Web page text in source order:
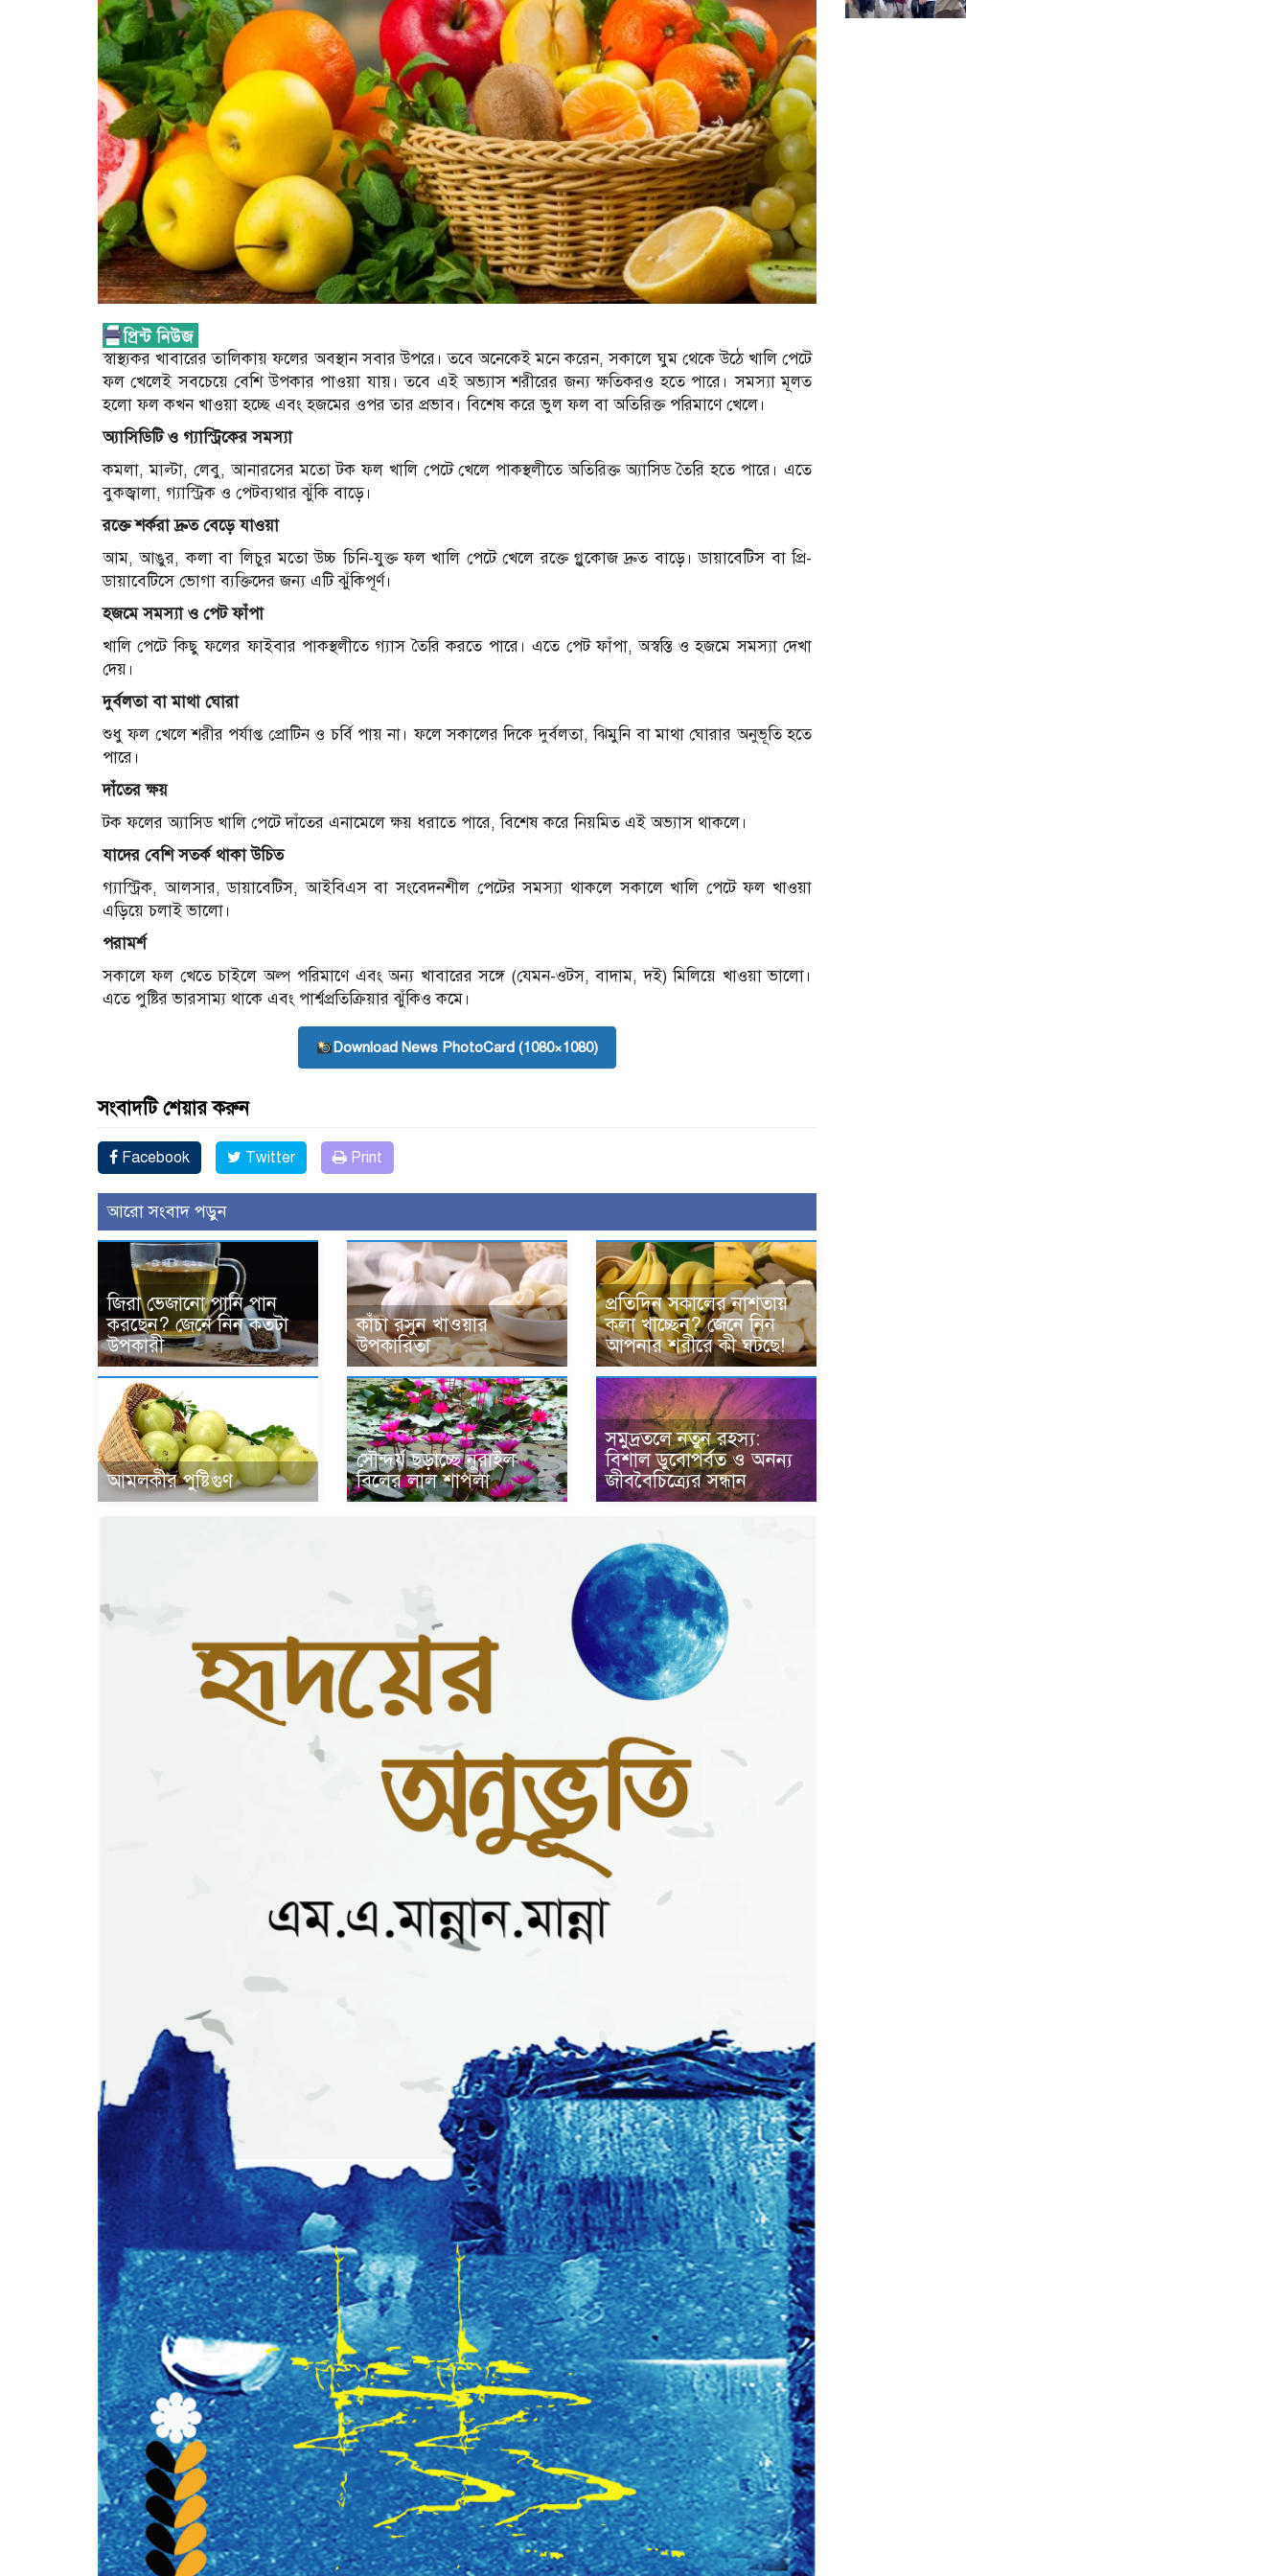
স্বাস্থ্যকর খাবারের তালিকায় ফলের অবস্থান সবার উপরে। তবে অনেকেই মনে করেন, সকালে ঘুম থেকে উঠে খালি পেটে
ফল খেলেই সবচেয়ে বেশি উপকার পাওয়া যায়। তবে এই অভ্যাস শরীরের জন্য ক্ষতিকরও হতে পারে। সমস্যা মূলত
হলো ফল কখন খাওয়া হচ্ছে এবং হজমের ওপর তার প্রভাব। বিশেষ করে ভুল ফল বা অতিরিক্ত পরিমাণে খেলে।
অ্যাসিডিটি ও গ্যাস্ট্রিকের সমস্যা
কমলা, মাল্টা, লেবু, আনারসের মতো টক ফল খালি পেটে খেলে পাকস্থলীতে অতিরিক্ত অ্যাসিড তৈরি হতে পারে। এতে
বুকজ্বালা, গ্যাস্ট্রিক ও পেটব্যথার ঝুঁকি বাড়ে।
রক্তে শর্করা দ্রুত বেড়ে যাওয়া
আম, আঙুর, কলা বা লিচুর মতো উচ্চ চিনি-যুক্ত ফল খালি পেটে খেলে রক্তে গ্লুকোজ দ্রুত বাড়ে। ডায়াবেটিস বা প্রি-
ডায়াবেটিসে ভোগা ব্যক্তিদের জন্য এটি ঝুঁকিপূর্ণ।
হজমে সমস্যা ও পেট ফাঁপা
খালি পেটে কিছু ফলের ফাইবার পাকস্থলীতে গ্যাস তৈরি করতে পারে। এতে পেট ফাঁপা, অস্বস্তি ও হজমে সমস্যা দেখা
দেয়।
দুর্বলতা বা মাথা ঘোরা
শুধু ফল খেলে শরীর পর্যাপ্ত প্রোটিন ও চর্বি পায় না। ফলে সকালের দিকে দুর্বলতা, ঝিমুনি বা মাথা ঘোরার অনুভূতি হতে
পারে।
দাঁতের ক্ষয়
টক ফলের অ্যাসিড খালি পেটে দাঁতের এনামেলে ক্ষয় ধরাতে পারে, বিশেষ করে নিয়মিত এই অভ্যাস থাকলে।
যাদের বেশি সতর্ক থাকা উচিত
গ্যাস্ট্রিক, আলসার, ডায়াবেটিস, আইবিএস বা সংবেদনশীল পেটের সমস্যা থাকলে সকালে খালি পেটে ফল খাওয়া
এড়িয়ে চলাই ভালো।
পরামর্শ
সকালে ফল খেতে চাইলে অল্প পরিমাণে এবং অন্য খাবারের সঙ্গে (যেমন-ওটস, বাদাম, দই) মিলিয়ে খাওয়া ভালো।
এতে পুষ্টির ভারসাম্য থাকে এবং পার্শ্বপ্রতিক্রিয়ার ঝুঁকিও কমে।
Download News PhotoCard (1080×1080)
সংবাদটি শেয়ার করুন
Facebook Twitter Print
আরো সংবাদ পড়ুন
জিরা ভেজানো পানি পান
করছেন? জেনে নিন কতটা
উপকারী
কাঁচা রসুন খাওয়ার
উপকারিতা
প্রতিদিন সকালের নাশতায়
কলা খাচ্ছেন? জেনে নিন
আপনার শরীরে কী ঘটছে!
আমলকীর পুষ্টিগুণ
সৌন্দর্য ছড়াচ্ছে নুরাইল
বিলের লাল শাপলা
সমুদ্রতলে নতুন রহস্য:
বিশাল ডুবোপর্বত ও অনন্য
জীববৈচিত্র্যের সন্ধান